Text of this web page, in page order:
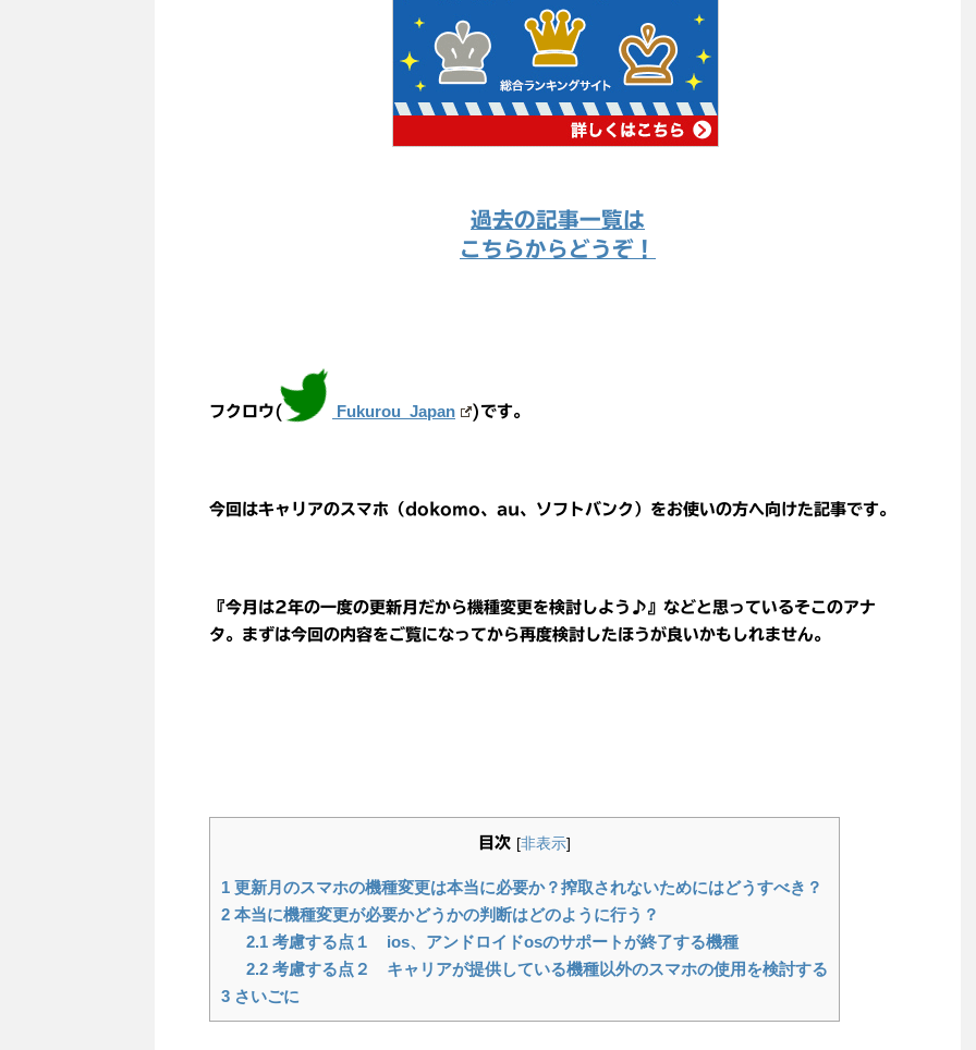
過去の記事一覧は
こちらからどうぞ！
フクロウ( Fukurou_Japan )です。
今回はキャリアのスマホ（dokomo、au、ソフトバンク）をお使いの方へ向けた記事です。
『今月は2年の一度の更新月だから機種変更を検討しよう♪』などと思っているそこのアナ
タ。まずは今回の内容をご覧になってから再度検討したほうが良いかもしれません。
目次 [非表示]
1 更新月のスマホの機種変更は本当に必要か？搾取されないためにはどうすべき？
2 本当に機種変更が必要かどうかの判断はどのように行う？
2.1考慮する点１ ios、アンドロイドosのサポートが終了する機種
2.2考慮する点２ キャリアが提供している機種以外のスマホの使用を検討する
3 さいごに